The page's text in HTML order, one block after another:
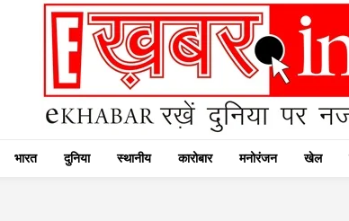
भारत दुनिया स्थानीय कारोबार मनोरंजन खेल